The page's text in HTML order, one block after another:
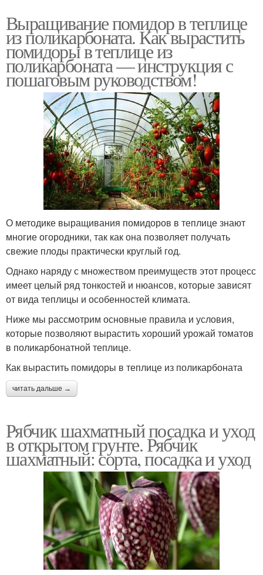
Выращивание помидор в теплице
из поликарбоната. Как вырастить
помидоры в теплице из
поликарбоната — инструкция с
пошаговым руководством!
О методике выращивания помидоров в теплице знают
многие огородники, так как она позволяет получать
свежие плоды практически круглый год.
Однако наряду с множеством преимуществ этот процесс
имеет целый ряд тонкостей и нюансов, которые зависят
от вида теплицы и особенностей климата.
Ниже мы рассмотрим основные правила и условия,
которые позволяют вырастить хороший урожай томатов
в поликарбонатной теплице.
Как вырастить помидоры в теплице из поликарбоната
читать дальше →
Рябчик шахматный посадка и уход
в открытом грунте. Рябчик
шахматный: сорта, посадка и уход